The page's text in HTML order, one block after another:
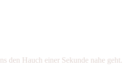
den Hauch einer Sekunde nahe geht.